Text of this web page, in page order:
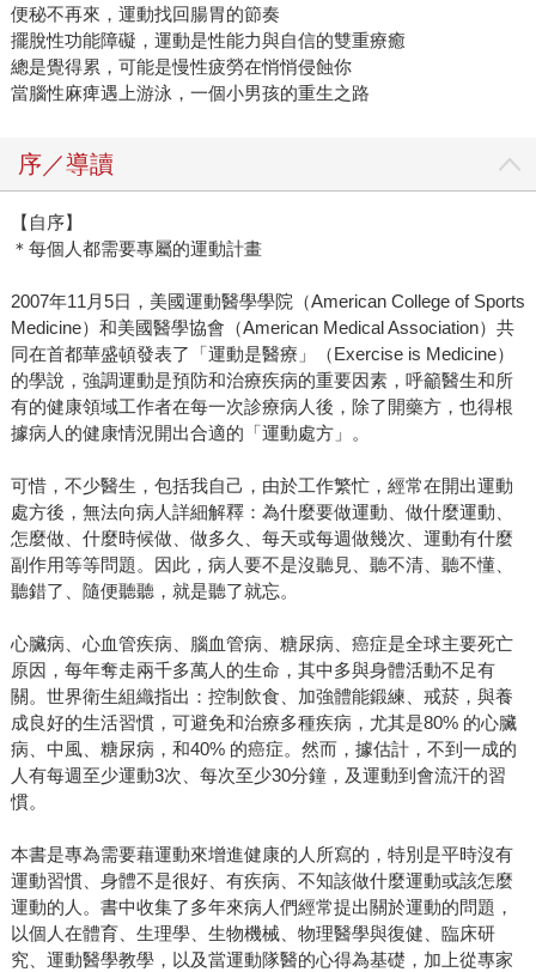
便秘不再來，運動找回腸胃的節奏
擺脫性功能障礙，運動是性能力與自信的雙重療癒
總是覺得累，可能是慢性疲勞在悄悄侵蝕你
當腦性麻痺遇上游泳，一個小男孩的重生之路
序／導讀
【自序】
＊每個人都需要專屬的運動計畫
2007年11月5日，美國運動醫學學院（American College of Sports
Medicine）和美國醫學協會（American Medical Association）共
同在首都華盛頓發表了「運動是醫療」（Exercise is Medicine）
的學說，強調運動是預防和治療疾病的重要因素，呼籲醫生和所
有的健康領域工作者在每一次診療病人後，除了開藥方，也得根
據病人的健康情況開出合適的「運動處方」。
可惜，不少醫生，包括我自己，由於工作繁忙，經常在開出運動
處方後，無法向病人詳細解釋：為什麼要做運動、做什麼運動、
怎麼做、什麼時候做、做多久、每天或每週做幾次、運動有什麼
副作用等等問題。因此，病人要不是沒聽見、聽不清、聽不懂、
聽錯了、隨便聽聽，就是聽了就忘。
心臟病、心血管疾病、腦血管病、糖尿病、癌症是全球主要死亡
原因，每年奪走兩千多萬人的生命，其中多與身體活動不足有
關。世界衛生組織指出：控制飲食、加強體能鍛練、戒菸，與養
成良好的生活習慣，可避免和治療多種疾病，尤其是80% 的心臟
病、中風、糖尿病，和40% 的癌症。然而，據估計，不到一成的
人有每週至少運動3次、每次至少30分鐘，及運動到會流汗的習
慣。
本書是專為需要藉運動來增進健康的人所寫的，特別是平時沒有
運動習慣、身體不是很好、有疾病、不知該做什麼運動或該怎麼
運動的人。書中收集了多年來病人們經常提出關於運動的問題，
以個人在體育、生理學、生物機械、物理醫學與復健、臨床研
究、運動醫學教學，以及當運動隊醫的心得為基礎，加上從專家